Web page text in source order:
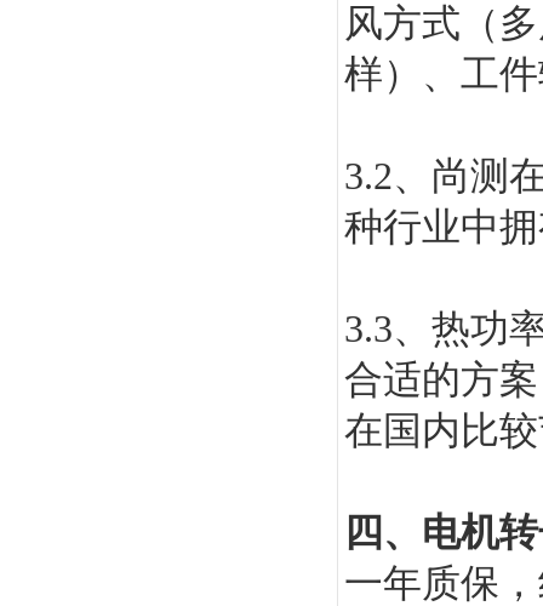
风方式（
样）、工
3.2、尚测
种行业中
3.3、热功
合适的方
在国内比
四、 电机
一年质保